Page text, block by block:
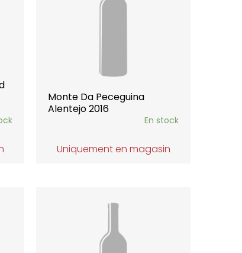
Monte Da Peceguina
Alentejo 2016
En stock
Uniquement en magasin